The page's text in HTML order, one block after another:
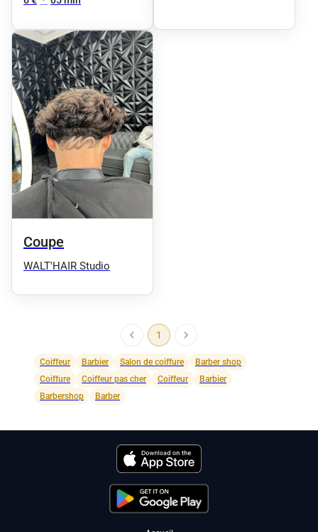
Coupe
WALT'HAIR Studio
1
Coiffeur Barbier Salon de coiffure
Barber shop
Coiffure
Coiffeur pas cher Coiffeur
Barbier
Barbershop
Barber